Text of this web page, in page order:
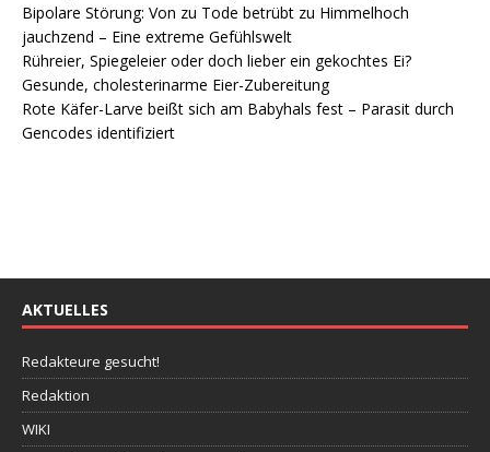
Bipolare Störung: Von zu Tode betrübt zu Himmelhoch
jauchzend – Eine extreme Gefühlswelt
Rühreier, Spiegeleier oder doch lieber ein gekochtes Ei?
Gesunde, cholesterinarme Eier-Zubereitung
Rote Käfer-Larve beißt sich am Babyhals fest – Parasit durch
Gencodes identifiziert
AKTUELLES
Redakteure gesucht!
Redaktion
WIKI